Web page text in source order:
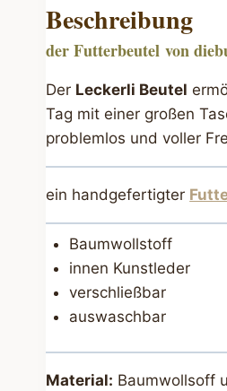
Beschreibung
der Futterbeutel von
Der Leckerli Beutel
Tag mit einer großen
problemlos und voller
ein handgefertigter
Baumwollstoff
innen Kunstleder
verschließbar
auswaschbar
Material: Baumwollsoff